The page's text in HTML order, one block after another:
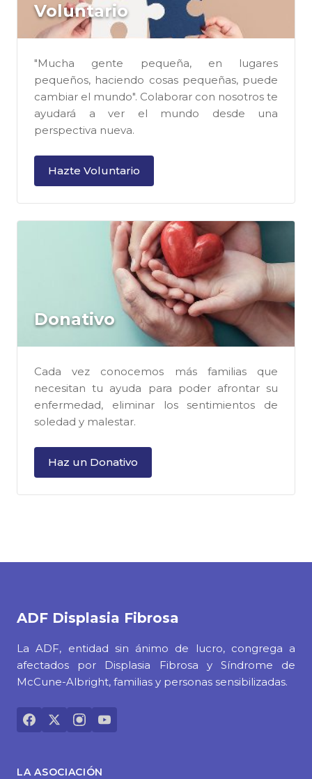
Voluntario
"Mucha gente pequeña, en lugares
pequeños, haciendo cosas pequeñas, puede
cambiar el mundo". Colaborar con nosotros te
ayudará a ver el mundo desde una
perspectiva nueva.
Hazte Voluntario
Donativo
Cada vez conocemos más familias que
necesitan tu ayuda para poder afrontar su
enfermedad, eliminar los sentimientos de
soledad y malestar.
Haz un Donativo
ADF Displasia Fibrosa
La ADF, entidad sin ánimo de lucro, congrega a
afectados por Displasia Fibrosa y Síndrome de
McCune-Albright, familias y personas sensibilizadas.
LA ASOCIACIÓN